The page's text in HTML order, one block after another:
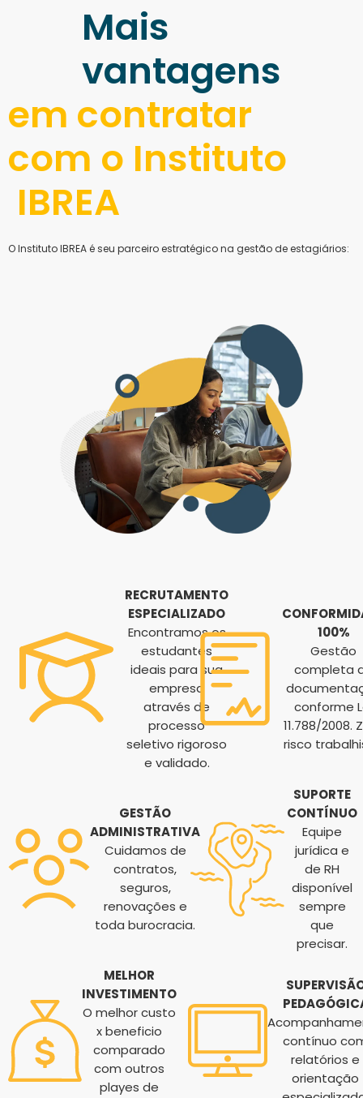
Mais
vantagens
em contratar
com o Instituto
IBREA
O Instituto IBREA é seu parceiro estratégico na gestão de estagiários:
RECRUTAMENTO
ESPECIALIZADO
Encontramos os
estudantes
ideais para sua
empresa
através de
processo
seletivo rigoroso
e validado.
100%
Gestão
completa
conforme
11.788/2008.
risco
GESTÃO
ADMINISTRATIVA
Cuidamos de
contratos,
seguros,
renovações e
toda burocracia.
SUPORTE
CONTÍNUO
Equipe
jurídica e
de RH
disponível
sempre
que
precisar.
MELHOR
INVESTIMENTO
O melhor custo
x beneficio
comparado
com outros
playes de
contínuo
relatórios e
orientação